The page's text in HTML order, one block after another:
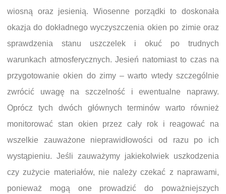
wiosną oraz jesienią. Wiosenne porządki to doskonała
okazja do dokładnego wyczyszczenia okien po zimie oraz
sprawdzenia stanu uszczelek i okuć po trudnych
warunkach atmosferycznych. Jesień natomiast to czas na
przygotowanie okien do zimy – warto wtedy szczególnie
zwrócić uwagę na szczelność i ewentualne naprawy.
Oprócz tych dwóch głównych terminów warto również
monitorować stan okien przez cały rok i reagować na
wszelkie zauważone nieprawidłowości od razu po ich
wystąpieniu. Jeśli zauważymy jakiekolwiek uszkodzenia
czy zużycie materiałów, nie należy czekać z naprawami,
ponieważ mogą one prowadzić do poważniejszych